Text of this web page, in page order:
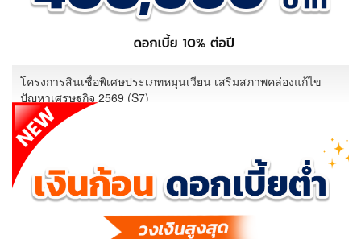
โครงการสินเชื่อพิเศษประเภทหมุนเวียน เสริมสภาพคล่องแก้ไข
ปัญหาเศรษฐกิจ 2569 (S7)